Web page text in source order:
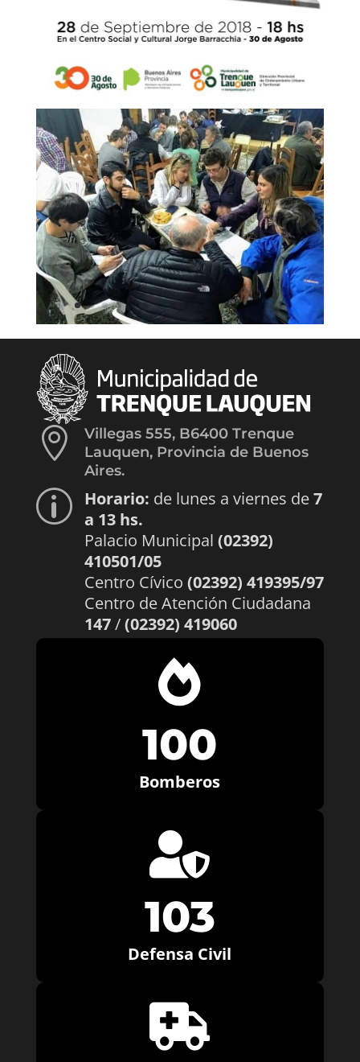

Villegas 555, B6400 Trenque
Lauquen, Provincia de Buenos
Aires.
p Horario: de lunes a viernes de7
a 13 hs.
Palacio Municipal (02392)
410501/05
Centro Cívico (02392) 419395/97
Centro de Atención Ciudadana
147/(02392) 419060

100
Bomberos

103
Defensa Civil
